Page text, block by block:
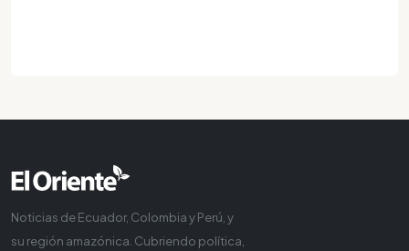
Noticias de Ecuador, Colombia y Perú, y
su región amazónica. Cubriendo política,